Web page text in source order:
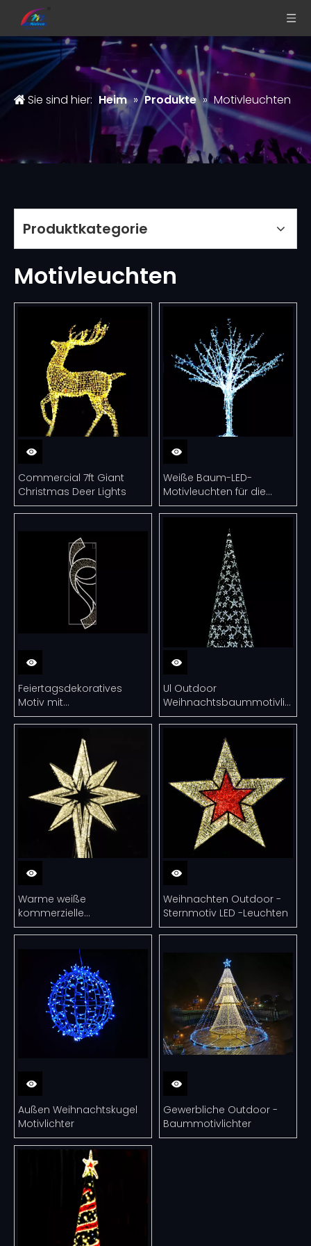
Sie sind hier: Heim » Produkte » Motivleuchten
Produktkategorie
Motivleuchten
Commercial 7ft Giant
Christmas Deer Lights
Weiße Baum-LED-
Motivleuchten für die
Garten-, Einkaufszentrum-
Feiertagsdekoratives
Motiv mit
Aluminiumrahmen
Ul Outdoor
Weihnachtsbaummotivlichter
Lichter
Warme weiße
kommerzielle
Sternmotivleuchten
Weihnachten Outdoor -
Sternmotiv LED -Leuchten
Außen Weihnachtskugel
Motivlichter
Gewerbliche Outdoor -
Baummotivlichter